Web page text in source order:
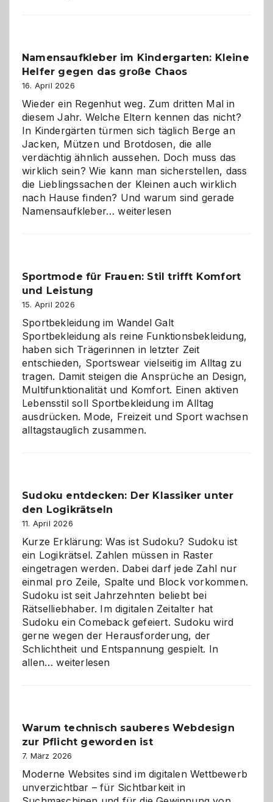
ist
eine
die
richtige
Wahl?
Namensaufkleber im Kindergarten: Kleine
Helfer gegen das große Chaos
16. April 2026
Wieder ein Regenhut weg. Zum dritten Mal in
diesem Jahr. Welche Eltern kennen das nicht?
In Kindergärten türmen sich täglich Berge an
Jacken, Mützen und Brotdosen, die alle
verdächtig ähnlich aussehen. Doch muss das
wirklich sein? Wie kann man sicherstellen, dass
die Lieblingssachen der Kleinen auch wirklich
nach Hause finden? Und warum sind gerade
Namensaufkleber…Namensaufkleber
gegen
Chaos
weiterlesen
Sportmode für Frauen: Stil trifft Komfort
und Leistung
15. April 2026
Sportbekleidung im Wandel Galt
Sportbekleidung als reine Funktionsbekleidung,
haben sich Trägerinnen in letzter Zeit
entschieden, Sportswear vielseitig im Alltag zu
tragen. Damit steigen die Ansprüche an Design,
Multifunktionalität und Komfort. Einen aktiven
Lebensstil soll Sportbekleidung im Alltag
ausdrücken. Mode, Freizeit und Sport wachsen
alltagstauglich zusammen.
Sudoku entdecken: Der Klassiker unter
den Logikrätseln
11. April 2026
Kurze Erklärung: Was ist Sudoku? Sudoku ist
ein Logikrätsel. Zahlen müssen in Raster
eingetragen werden. Dabei darf jede Zahl nur
einmal pro Zeile, Spalte und Block vorkommen.
Sudoku ist seit Jahrzehnten beliebt bei
Rätselliebhaber. Im digitalen Zeitalter hat
Sudoku ein Comeback gefeiert. Sudoku wird
gerne wegen der Herausforderung, der
Schlichtheit und Entspannung gespielt. In
allen…Sudoku
den
Logikrätseln
weiterlesen
Warum technisch sauberes Webdesign
zur Pflicht geworden ist
7. März 2026
Moderne Websites sind im digitalen Wettbewerb
unverzichtbar – für Sichtbarkeit in